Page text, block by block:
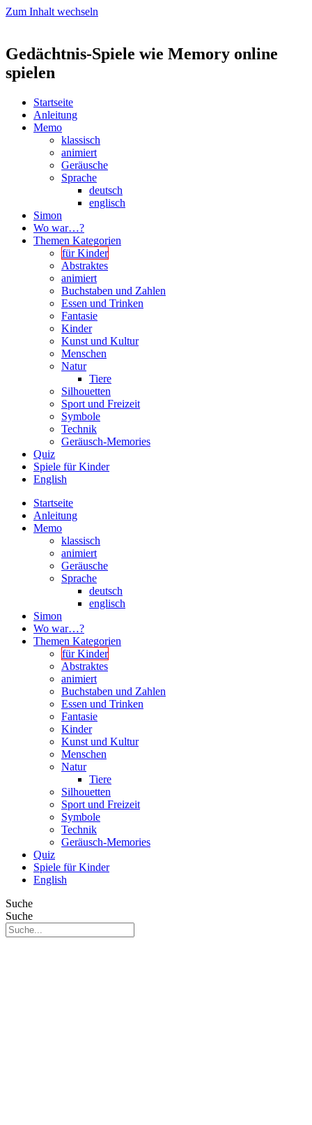
Zum Inhalt wechseln
Gedächtnis-Spiele wie Memory online
spielen
Startseite
Anleitung
Memo
klassisch
animiert
Geräusche
Sprache
deutsch
englisch
Simon
Wo war…?
Themen Kategorien
für Kinder
Abstraktes
animiert
Buchstaben und Zahlen
Essen und Trinken
Fantasie
Kinder
Kunst und Kultur
Menschen
Natur
Tiere
Silhouetten
Sport und Freizeit
Symbole
Technik
Geräusch-Memories
Quiz
Spiele für Kinder
English
Startseite
Anleitung
Memo
klassisch
animiert
Geräusche
Sprache
deutsch
englisch
Simon
Wo war…?
Themen Kategorien
für Kinder
Abstraktes
animiert
Buchstaben und Zahlen
Essen und Trinken
Fantasie
Kinder
Kunst und Kultur
Menschen
Natur
Tiere
Silhouetten
Sport und Freizeit
Symbole
Technik
Geräusch-Memories
Quiz
Spiele für Kinder
English
Suche
Suche